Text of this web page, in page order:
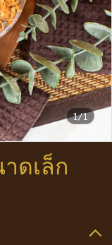
1/1
ดเล็ก